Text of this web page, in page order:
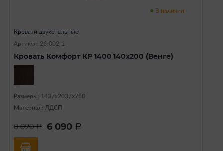
В наличии
Кровати двухспальные
Артикул: 26-002-1
Кровать Комфорт КР 1400 140х200 (Венге)
Размеры: 1437х2037х780
Материал: ЛДСП
8 090a 6 090 a